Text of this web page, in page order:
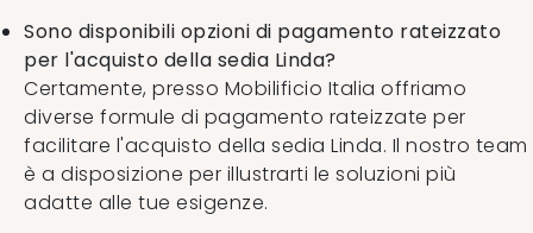
Sono disponibili opzioni di pagamento rateizzato
per l'acquisto della sedia Linda?
Certamente, presso Mobilificio Italia offriamo
diverse formule di pagamento rateizzate per
facilitare l'acquisto della sedia Linda. Il nostro team
è a disposizione per illustrarti le soluzioni più
adatte alle tue esigenze.